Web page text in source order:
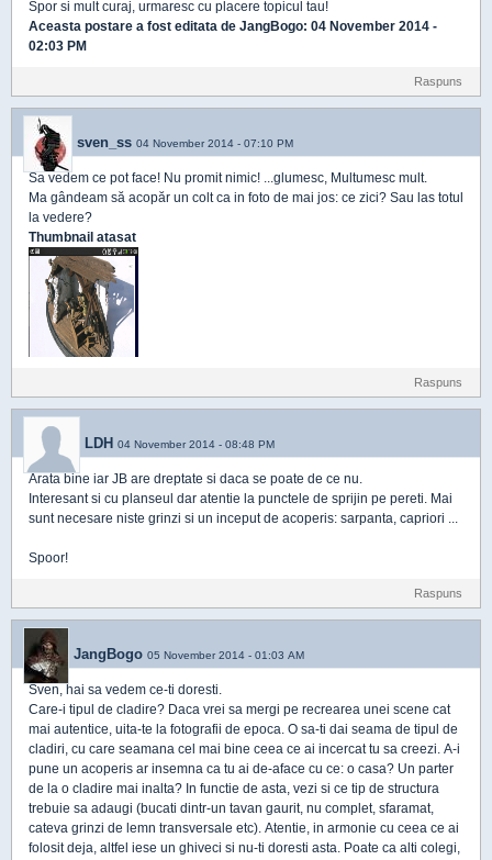
Spor si mult curaj, urmaresc cu placere topicul tau!
Aceasta postare a fost editata de JangBogo: 04 November 2014 -
02:03 PM
Raspuns
sven_ss 04 November 2014 - 07:10 PM
Sa vedem ce pot face! Nu promit nimic! ...glumesc, Multumesc mult.
Ma gândeam să acopăr un colt ca in foto de mai jos: ce zici? Sau las totul
la vedere?
Thumbnail atasat
Raspuns
LDH 04 November 2014 - 08:48 PM
Arata bine iar JB are dreptate si daca se poate de ce nu.
Interesant si cu planseul dar atentie la punctele de sprijin pe pereti. Mai
sunt necesare niste grinzi si un inceput de acoperis: sarpanta, capriori ...
Spoor!
Raspuns
JangBogo 05 November 2014 - 01:03 AM
Sven, hai sa vedem ce-ti doresti.
Care-i tipul de cladire? Daca vrei sa mergi pe recrearea unei scene cat
mai autentice, uita-te la fotografii de epoca. O sa-ti dai seama de tipul de
cladiri, cu care seamana cel mai bine ceea ce ai incercat tu sa creezi. A-i
pune un acoperis ar insemna ca tu ai de-aface cu ce: o casa? Un parter
de la o cladire mai inalta? In functie de asta, vezi si ce tip de structura
trebuie sa adaugi (bucati dintr-un tavan gaurit, nu complet, sfaramat,
cateva grinzi de lemn transversale etc). Atentie, in armonie cu ceea ce ai
folosit deja, altfel iese un ghiveci si nu-ti doresti asta. Poate ca alti colegi,